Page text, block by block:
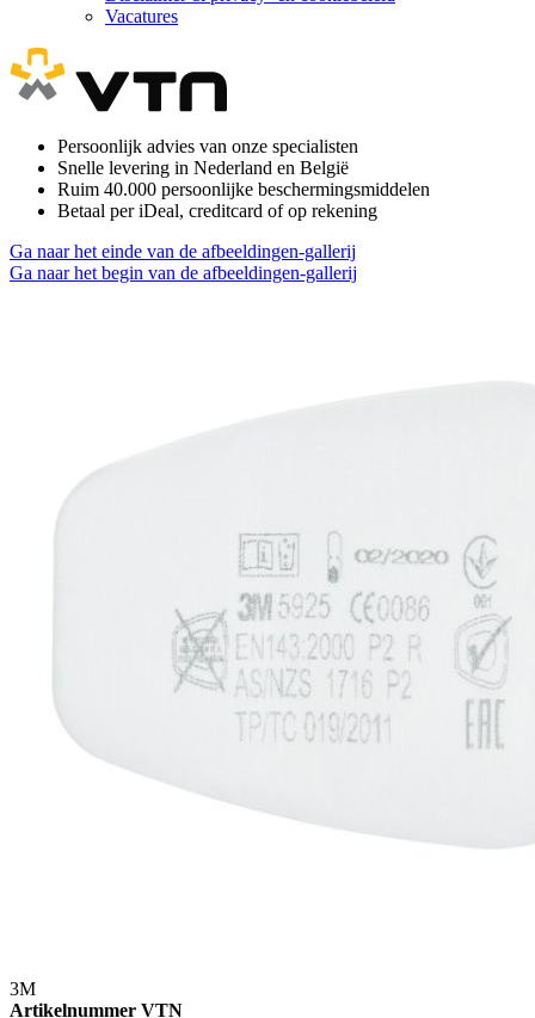
Vacatures
Persoonlijk advies van onze specialisten
Snelle levering in Nederland en België
Ruim 40.000 persoonlijke beschermingsmiddelen
Betaal per iDeal, creditcard of op rekening
Ga naar het einde van de afbeeldingen-gallerij
Ga naar het begin van de afbeeldingen-gallerij
3M
Artikelnummer VTN